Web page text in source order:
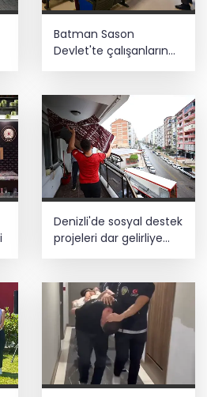
Batman Sason
Devlet'te çalışanların
talepleri dinlendi
Denizli'de sosyal destek
projeleri dar gelirliye